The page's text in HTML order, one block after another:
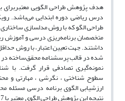
هدف پژوهش طراحی الگویی معتبربرای
درس ریاضی دوره ابتدایی می‌باشد.
متخصصان برنامه‌ریزی درسی و
داشتند. جهت تعیین اعتبار، با روش
نمونه‌گیری تصادفی قرار گرفت. با
سطوح شناختی ، نگرشی ، مهارتی و
ارزشیابی الگوی برنامه درسی مسئله